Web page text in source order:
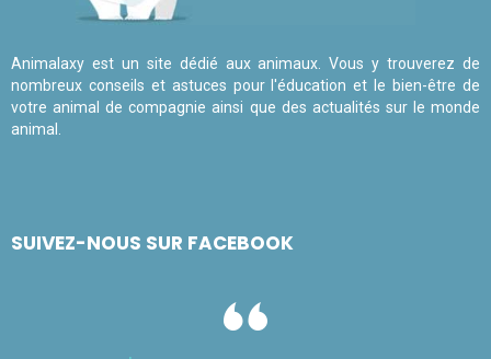
Animalaxy est un site dédié aux animaux. Vous y trouverez de
nombreux conseils et astuces pour l'éducation et le bien-être de
votre animal de compagnie ainsi que des actualités sur le monde
animal.
SUIVEZ-NOUS SUR FACEBOOK